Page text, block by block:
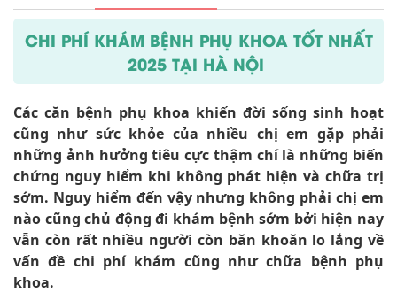
CHI PHÍ KHÁM BỆNH PHỤ KHOA TỐT NHẤT
2025 TẠI HÀ NỘI
Các căn bệnh phụ khoa khiến đời sống sinh hoạt
cũng như sức khỏe của nhiều chị em gặp phải
những ảnh hưởng tiêu cực thậm chí là những biến
chứng nguy hiểm khi không phát hiện và chữa trị
sớm. Nguy hiểm đến vậy nhưng không phải chị em
nào cũng chủ động đi khám bệnh sớm bởi hiện nay
vẫn còn rất nhiều người còn băn khoăn lo lắng về
vấn đề chi phí khám cũng như chữa bệnh phụ
khoa.